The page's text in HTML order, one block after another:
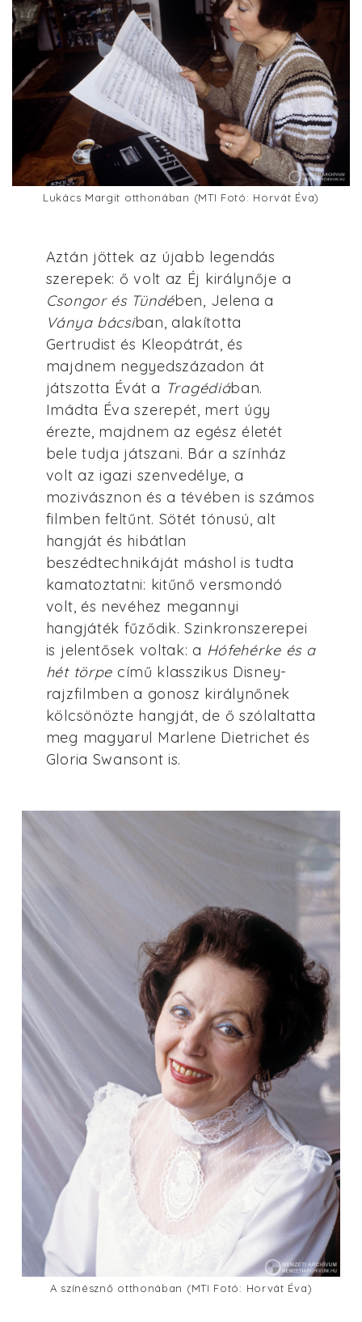
Lukács Margit otthonában (MTI Fotó: Horvát Éva)
Aztán jöttek az újabb legendás
szerepek: ő volt az Éj királynője a
Csongor és Tündében, Jelena a
Ványa bácsiban, alakította
Gertrudist és Kleopátrát, és
majdnem negyedszázadon át
játszotta Évát a Tragédiában.
Imádta Éva szerepét, mert úgy
érezte, majdnem az egész életét
bele tudja játszani. Bár a színház
volt az igazi szenvedélye, a
mozivásznon és a tévében is számos
filmben feltűnt. Sötét tónusú, alt
hangját és hibátlan
beszédtechnikáját máshol is tudta
kamatoztatni: kitűnő versmondó
volt, és nevéhez megannyi
hangjáték fűződik. Szinkronszerepei
is jelentősek voltak: a Hófehérke és a
hét törpe című klasszikus Disney-
rajzfilmben a gonosz királynőnek
kölcsönözte hangját, de ő szólaltatta
meg magyarul Marlene Dietrichet és
Gloria Swansont is.
A színésznő otthonában (MTI Fotó: Horvát Éva)